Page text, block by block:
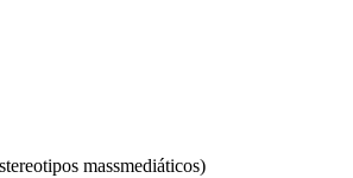
massmediáticos)